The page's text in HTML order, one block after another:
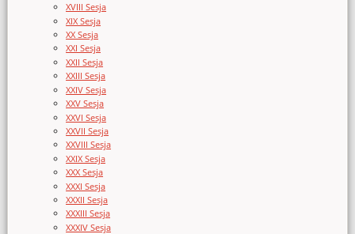
XVIII Sesja
XIX Sesja
XX Sesja
XXI Sesja
XXII Sesja
XXIII Sesja
XXIV Sesja
XXV Sesja
XXVI Sesja
XXVII Sesja
XXVIII Sesja
XXIX Sesja
XXX Sesja
XXXI Sesja
XXXII Sesja
XXXIII Sesja
XXXIV Sesja